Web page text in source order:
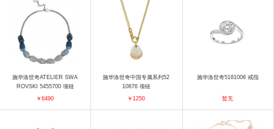
施华洛世奇ATELIER SWA
ROVSKI 5455700 项链
￥6490
施华洛世奇中国专属系列52
10876 项链
￥1250
施华洛世奇5181006 戒指
暂无